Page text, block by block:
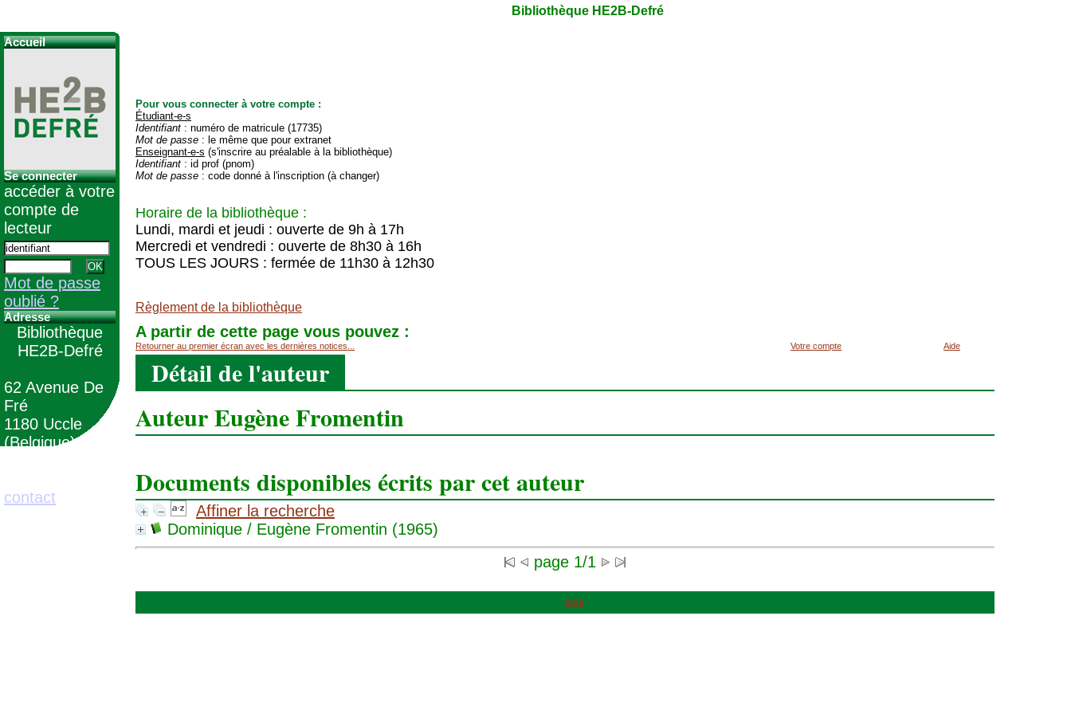
Pour vous connecter à votre compte :
Étudiant-e-s
Identifiant : numéro de matricule (17735)
Mot de passe : le même que pour extranet
Enseignant-e-s (s'inscrire au préalable à la bibliothèque)
Identifiant : id prof (pnom)
Mot de passe : code donné à l'inscription (à changer)
Horaire de la bibliothèque :
Lundi, mardi et jeudi : ouverte de 9h à 17h
Mercredi et vendredi : ouverte de 8h30 à 16h
TOUS LES JOURS : fermée de 11h30 à 12h30
Règlement de la bibliothèque
A partir de cette page vous pouvez :
Retourner au premier écran avec les dernières notices... Votre compte Aide
Détail de l'auteur
Auteur Eugène Fromentin
Documents disponibles écrits par cet auteur
Affiner la recherche
Dominique / Eugène Fromentin (1965)
page 1/1
pmb
Bibliothèque HE2B-Defré
Accueil
Se connecter
accéder à votre
compte de
lecteur
Mot de passe
oublié ?
Adresse
Bibliothèque
HE2B-Defré
62 Avenue De
Fré
1180 Uccle
(Belgique)
contact